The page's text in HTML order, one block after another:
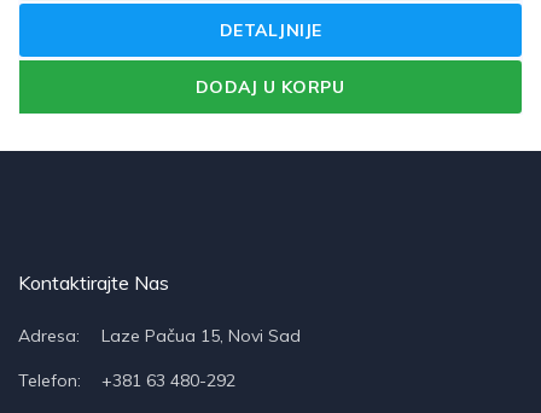
DETALJNIJE
DODAJ U KORPU
Kontaktirajte Nas
Adresa: Laze Pačua 15, Novi Sad
Telefon: +381 63 480-292